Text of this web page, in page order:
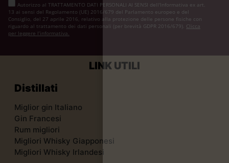
Autorizzo al TRATTAMENTO DATI PERSONALI AI SENSI dell'Informativa ex art.
13 ai sensi del Regolamento (UE) 2016/679 del Parlamento europeo e del
Consiglio, del 27 aprile 2016, relativo alla protezione delle persone fisiche con
riguardo al trattamento dei dati personali (per brevità GDPR 2016/679). Clicca
per leggere l’informativa.
LINK UTILI
Distillati
Miglior gin Italiano
Gin Francesi
Rum migliori
Migliori Whisky Giapponesi
Migliori Whisky Irlandesi